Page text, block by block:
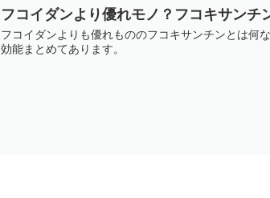
フコイダンより優れモノ？フコキサンチ
フコイダンよりも優れもののフコキサンチンとは何
効能まとめてあります。